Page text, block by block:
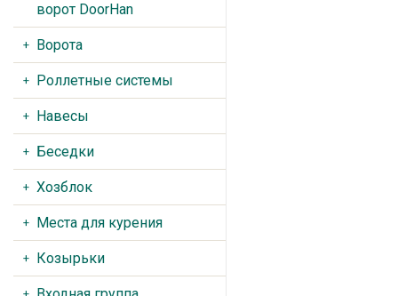
ворот DoorHan
Ворота
Роллетные системы
Навесы
Беседки
Хозблок
Места для курения
Козырьки